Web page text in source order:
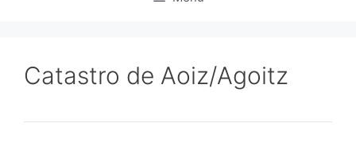
Catastro de Aoiz/Agoitz